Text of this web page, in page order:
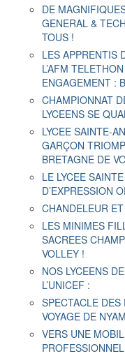
DE
GENERAL &
TOUS !
LES APPRENTIS
L’AFM
ENGAGEMENT :
CHAMPIONNAT
LYCEENS SE
LYCEE SAINTE-
GARÇON
BRETAGNE DE
LE LYCEE
D’EXPRESSION
CHANDELEUR
LES MINIMES
SACREES
VOLLEY !
NOS LYCEENS
L’UNICEF :
SPECTACLE DES
VOYAGE DE
VERS UNE